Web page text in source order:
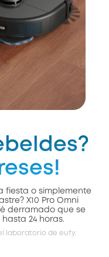
fiesta o simplemente
X10 Pro Omni
derramado que se
24 horas.
laboratorio de eufy.